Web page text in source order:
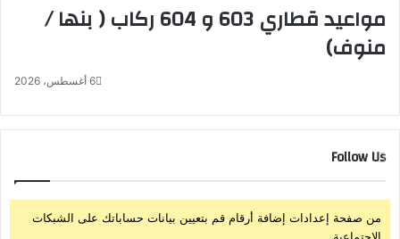
م
و
ب
ف
ش
مواعيد قطاري 603 و 604 ركاب ( بنها /
منوف)
6 أغسطس، 2026
Follow Us
من صفحة إعدادات إضافة أرقام قم بتعيين بيانات حساباتك على الشبكات